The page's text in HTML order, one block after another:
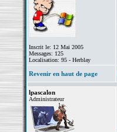
Inscrit le: 12 Mai 2005
Messages: 125
Localisation: 95 - Herblay
Revenir en haut de page
lpascalon
Administrateur